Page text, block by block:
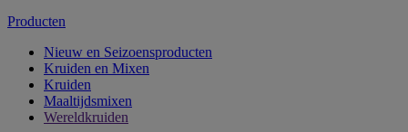
Producten
Nieuw en Seizoensproducten
Kruiden en Mixen
Kruiden
Maaltijdsmixen
Wereldkruiden